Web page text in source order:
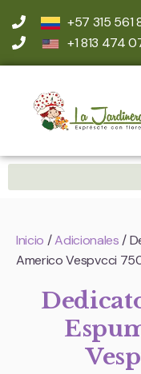
+57 315 561
+1 813 474
Inicio /Adicionales /
Americo Vespvcci